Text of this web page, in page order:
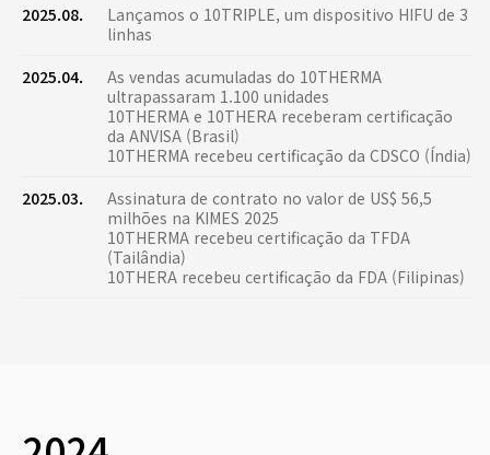
2025.08.
Lançamos o 10TRIPLE, um dispositivo HIFU de 3
linhas
2025.04.
As vendas acumuladas do 10THERMA
ultrapassaram 1.100 unidades
10THERMA e 10THERA receberam certificação
da ANVISA (Brasil)
10THERMA recebeu certificação da CDSCO (Índia)
2025.03.
Assinatura de contrato no valor de US$ 56,5
milhões na KIMES 2025
10THERMA recebeu certificação da TFDA
(Tailândia)
10THERA recebeu certificação da FDA (Filipinas)